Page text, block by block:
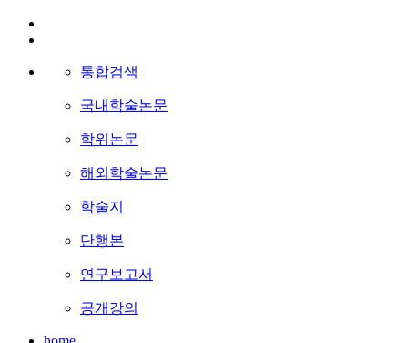
통합검색
국내학술논문
학위논문
해외학술논문
학술지
단행본
연구보고서
공개강의